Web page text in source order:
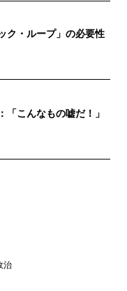
ク・ループ」の必要性
こんなもの嘘だ！」
）本邦公開決
治